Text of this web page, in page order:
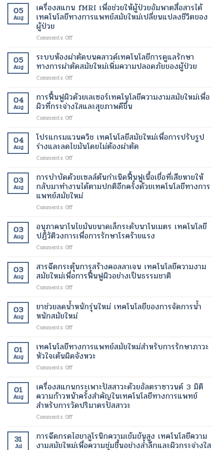
เทคโนโลยี
สมัย
ใหม่
ขา
สุขภาพ
ดี
และ
ขึ้น
อินฟราเรด
เพื่อ
ช่วย
ไข
เฉพาะ
จุด
และ
เร่ง
การ
เผา
เทคโนโลยี
สมัย
ใหม่
ลด
น้ำ
หนัก
05
Aug
เครื่องสแกน fMRI เพื่อช่วยให้ผู้ป่วยอัมพาตสื่อสารได้
เทคโนโลยีทางการแพทย์สมัยใหม่เปลี่ยนแปลงชีวิตของ
ผู้ป่วย
Comments Offon
สแกน
fMRI
เพื่อ
ช่วย
ผู้
ป่วย
เทคโนโลยี
ทางการ
เปลี่ยนแปลง
ชีวิต
ของ
ผู้
05
Aug
ระบบห้องผ่าตัดบนคลาวด์เทคโนโลยีการดูแลรักษา
ทางการผ่าตัดสมัยใหม่เพิ่มความปลอดภัยของผู้ป่วย
Comments Offon
ห้อง
ผ่าตัด
บน
คลา
เทคโนโลยี
การ
ผ่าตัด
สมัย
ใหม่
ของ
ผู้
ป่วย
04
Aug
การฟื้นฟูผิวด้วยเลเซอร์เทคโนโลยีความงามสมัยใหม่เพื่อ
ผิวที่กระจ่างใสและสุขภาพดีขึ้น
Comments Offon
ฟื้นฟู
ผิว
ด้วย
เลเซอร์
ความ
งาม
สมัย
ใหม่
เพื่อ
ที่
กระจ่าง
ดี
ขึ้น
04
Aug
โปรแกรมแวนควิช เทคโนโลยีสมัยใหม่เพื่อการปรับรูป
ร่างและลดไขมันโดยไม่ต้องผ่าตัด
Comments Offon
แก
รม
แวน
ควิช
เทคโนโลยี
ใหม่
เพื่อ
การ
ปรับ
ร่าง
และ
โดย
ไม่
ต้อง
03
Aug
การบำบัดด้วยเซลล์ต้นกำเนิดฟื้นฟูเนื้อเยื่อที่เสียหายให้
กลับมาทำงานได้ตามปกติอีกครั้งด้วยเทคโนโลยีทางการ
แพทย์สมัยใหม่
Comments Offon
บำบัด
ด้วย
เซลล์
ต้น
ฟื้นฟู
เนื้อเยื่อ
ให้
กลับ
ตาม
ปกติ
อีก
เทคโนโลยี
ทางการ
แพทย์
สมัย
03
Aug
อนุภาคนาโนไขมันขนาดเล็กระดับนาโนเมตร เทคโนโลยี
ปฏิวัติวงการเพื่อการรักษาโรคร้ายแรง
Comments Offon
นาโน
ไข
มัน
ขนาด
ระดับ
นาโน
วงการ
เพื่อ
ร้าย
แรง
03
Aug
สารฉีดกระตุ้นการสร้างคอลลาเจน เทคโนโลยีความงาม
สมัยใหม่เพื่อการฟื้นฟูผิวอย่างเป็นธรรมชาติ
Comments Offon
ฉีด
กระตุ้น
การ
สร้าง
ล
ลา
งาม
สมัย
ใหม่
ผิว
อย่าง
03
Aug
ยาช่วยลดน้ำหนักรุ่นใหม่ เทคโนโลยีของการจัดการน้ำ
หนักสมัยใหม่
Comments Offon
ช่วย
ลด
น้ำ
หนัก
ใหม่
เทคโนโลยี
ของ
การ
จัดการ
หนัก
สมัย
01
Aug
เทคโนโลยีทางการแพทย์สมัยใหม่สำหรับการรักษาภาวะ
หัวใจเต้นผิดจังหวะ
Comments Offon
ทางการ
แพทย์
สมัย
ใหม่
สำหรับ
รักษา
ภาวะ
01
Aug
เครื่องสแกนกระเพาะปัสสาวะด้วยอัลตราซาวนด์ 3 มิติ
ความก้าวหน้าครั้งสำคัญในเทคโนโลยีทางการแพทย์
สำหรับการวัดปริมาตรปัสสาวะ
Comments Offon
สแกน
กระเพาะ
31
Jul
การฉีดกรดไฮยาลูโรนิกความเข้มข้นสูง เทคโนโลยีความ
งามสมัยใหม่เพื่อความชุ่มชื้นอย่างล้ำลึกและผิวกระจ่างใส